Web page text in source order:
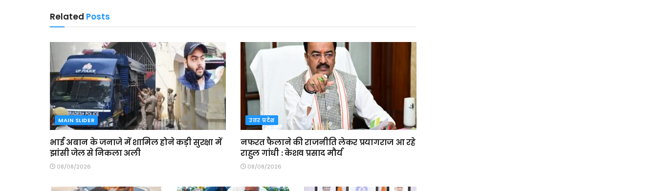
Related Posts
MAIN SLIDER
भाई अबान के जनाजे में शामिल होने कड़ी सुरक्षा में
झांसी जेल से निकला अली
08/08/2026
उत्तर प्रदेश
नफरत फैलाने की राजनीति लेकर प्रयागराज आ रहे
राहुल गांधी : केशव प्रसाद मौर्य
08/08/2026